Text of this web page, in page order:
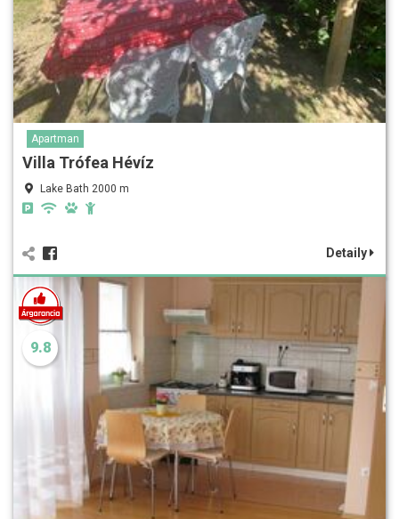
Apartman
Villa Trófea Hévíz
Lake Bath 2000 m
Detaily
9.8